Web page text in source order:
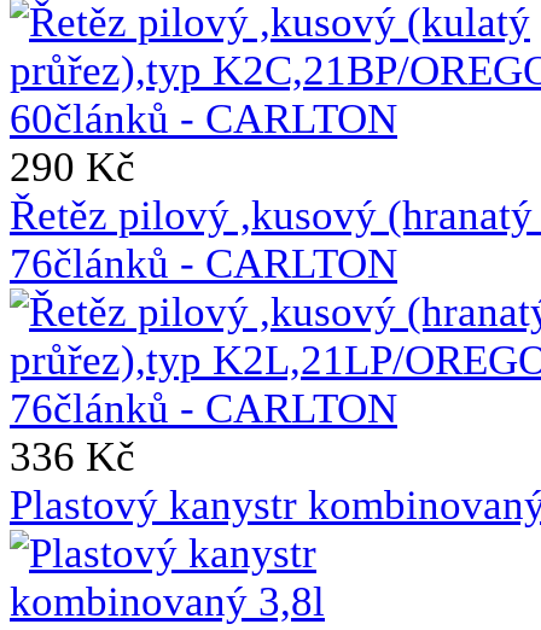
290 Kč
Řetěz pilový ,kusový
76článků - CARLTON
336 Kč
Plastový kanystr